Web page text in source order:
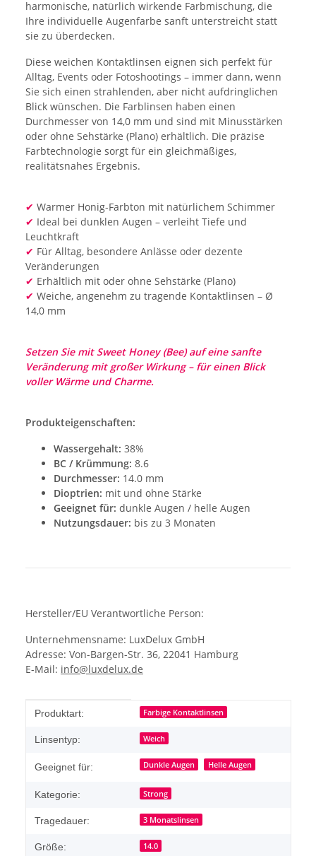
harmonische, natürlich wirkende Farbmischung, die
Ihre individuelle Augenfarbe sanft unterstreicht statt
sie zu überdecken.
Diese weichen Kontaktlinsen eignen sich perfekt für
Alltag, Events oder Fotoshootings – immer dann, wenn
Sie sich einen strahlenden, aber nicht aufdringlichen
Blick wünschen. Die Farblinsen haben einen
Durchmesser von 14,0 mm und sind mit Minusstärken
oder ohne Sehstärke (Plano) erhältlich. Die präzise
Farbtechnologie sorgt für ein gleichmäßiges,
realitätsnahes Ergebnis.
✔ Warmer Honig-Farbton mit natürlichem Schimmer
✔ Ideal bei dunklen Augen – verleiht Tiefe und
Leuchtkraft
✔ Für Alltag, besondere Anlässe oder dezente
Veränderungen
✔ Erhältlich mit oder ohne Sehstärke (Plano)
✔ Weiche, angenehm zu tragende Kontaktlinsen – Ø
14,0 mm
Setzen Sie mit Sweet Honey (Bee) auf eine sanfte
Veränderung mit großer Wirkung – für einen Blick
voller Wärme und Charme.
Produkteigenschaften:
Wassergehalt: 38%
BC / Krümmung: 8.6
Durchmesser: 14.0 mm
Dioptrien: mit und ohne Stärke
Geeignet für: dunkle Augen / helle Augen
Nutzungsdauer: bis zu 3 Monaten
Hersteller/EU Verantwortliche Person:
Unternehmensname: LuxDelux GmbH
Adresse: Von-Bargen-Str. 36, 22041 Hamburg
E-Mail: info@luxdelux.de
Produkteigenschaft
Wert
Produktart: Farbige Kontaktlinsen
Linsentyp: Weich
Geeignet für: Dunkle Augen Helle Augen
Kategorie: Strong
Tragedauer: 3 Monatslinsen
Größe: 14.0